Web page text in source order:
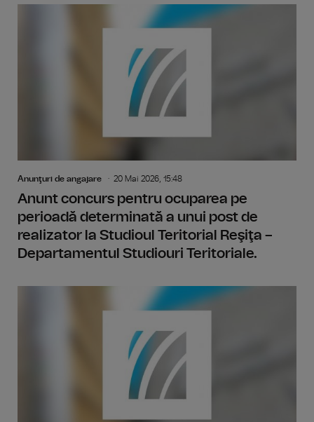
Anunţuri de angajare 20 Mai 2026, 15:48
Anunt concurs pentru ocuparea pe
perioadă determinată a unui post de
realizator la Studioul Teritorial Reşiţa –
Departamentul Studiouri Teritoriale.